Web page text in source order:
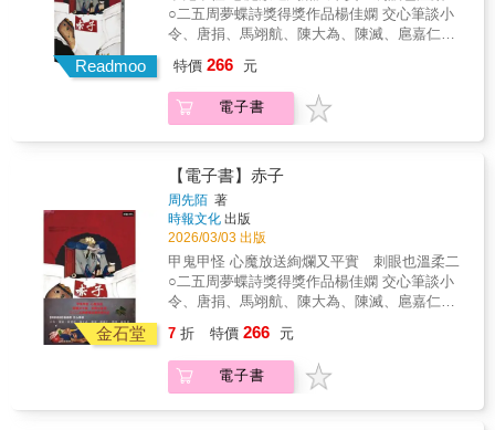
己。羽毛越穿越越薄，薄到足夠穿越記憶的空
隙、穿越遠去的河水，與鹿道別。剩下的路，
依然吹拂，依然充滿樹影與光線。
Readmoo
○二五周夢蝶詩獎得獎作品楊佳嫻 交心筆談小
令、唐捐、馬翊航、陳大為、陳滅、扈嘉仁、
周先陌說：「對於一個詩人來說，我來晚了，
這個年齡出版詩集不能算是早慧。」不過，所
謂的遲到並無法掩蓋他首部作品的光芒。在二
扇門其實都一直在那兒，於是走了出去，從此
所有曾遇過的壞東西都成了他的養分，繼續跌
跌撞撞，各種擦傷成詩。他從幾年來累積的兩
百首詩中挑出這四十九首，基準是仍能在閱讀
時刺痛他的作品。全書三輯分別呈現赤子的
「三態」：創傷噴濺的血色，情愛與慾望中的
裸裎，以及與世相違、起著紅疹的肌膚。詩人
一心嚮往絢爛遺世，卻也意外選了許多跟母親
和所成長土地緊密綑綁的誠實動人篇章，成就
又冷不防潑金灑紅，閃現官能性強烈的意象。
如楊佳嫻在書末與先陌筆談中寫到，他的詩對
金色、對神話都頗有感應，呈現驚奇亮點：
特價 266 元
電子書
金石堂
【電子書】赤子
周先陌 著
時報文化 出版
2026/03/03 出版
甲鬼甲怪 心魔放送絢爛又平實 刺眼也溫柔二
○二五周夢蝶詩獎得獎作品楊佳嫻 交心筆談小
令、唐捐、馬翊航、陳大為、陳滅、扈嘉仁、
周先陌說：「對於一個詩人來說，我來晚了，
這個年齡出版詩集不能算是早慧。」不過，所
謂的遲到並無法掩蓋他首部作品的光芒。在二
7 折 特價 266 元
電子書